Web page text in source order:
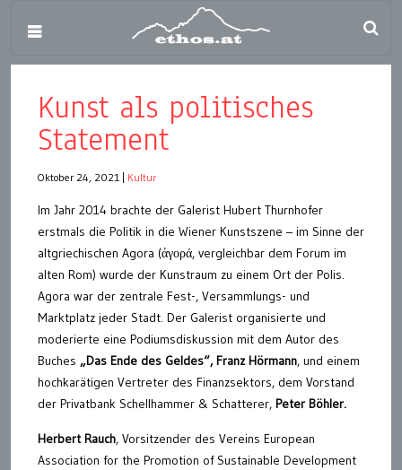
Kunst als politisches
Statement
Oktober 24, 2021 Kultur
Im Jahr 2014 brachte der Galerist Hubert Thurnhofer
erstmals die Politik in die Wiener Kunstszene – im Sinne der
altgriechischen Agora (ἀγορά, vergleichbar dem Forum im
alten Rom) wurde der Kunstraum zu einem Ort der Polis.
Agora war der zentrale Fest-, Versammlungs- und
Marktplatz jeder Stadt. Der Galerist organisierte und
moderierte eine Podiumsdiskussion mit dem Autor des
Buches „Das Ende des Geldes“, Franz Hörmann, und einem
hochkarätigen Vertreter des Finanzsektors, dem Vorstand
der Privatbank Schellhammer & Schatterer, Peter Böhler.
Herbert Rauch, Vorsitzender des Vereins European
Association for the Promotion of Sustainable Development